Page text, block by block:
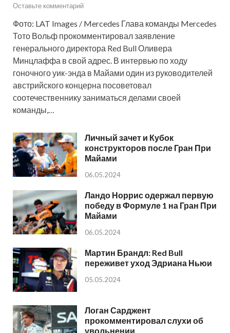
Оставьте комментарий
Фото: LAT Images / Mercedes Глава команды Mercedes
Тото Вольф прокомментировал заявление
генерального директора Red Bull Оливера
Минцлаффа в свой адрес. В интервью по ходу
гоночного уик-энда в Майами один из руководителей
австрийского концерна посоветовал
соотечественнику заниматься делами своей
команды,…
Личный зачет и Кубок
конструкторов после Гран При
Майами
06.05.2024
Ландо Норрис одержал первую
победу в Формуле 1 на Гран При
Майами
06.05.2024
Мартин Брандл: Red Bull
переживет уход Эдриана Ньюи
05.05.2024
Логан Сарджент
прокомментировал слухи об
увольнении